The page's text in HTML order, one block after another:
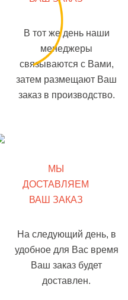
В тот же день наши
менеджеры
связываются с Вами,
затем размещают Ваш
заказ в производство.
МЫ
ДОСТАВЛЯЕМ
ВАШ ЗАКАЗ
На следующий день, в
удобное для Вас время
Ваш заказ будет
доставлен.